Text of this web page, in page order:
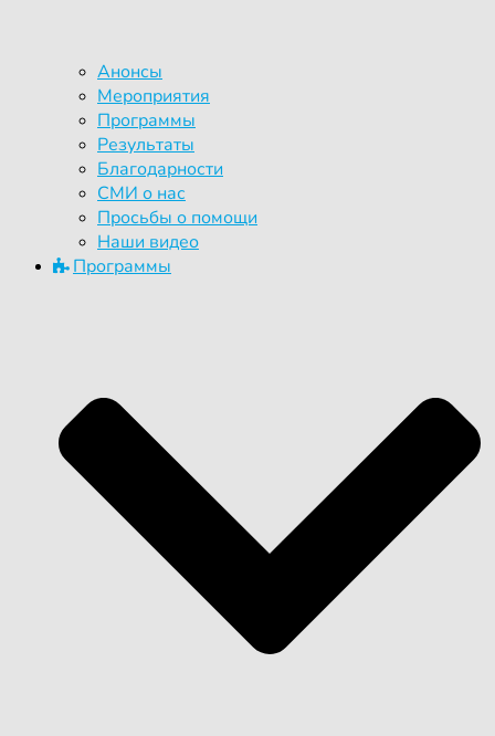
Анонсы
Мероприятия
Программы
Результаты
Благодарности
СМИ о нас
Просьбы о помощи
Наши видео
Программы